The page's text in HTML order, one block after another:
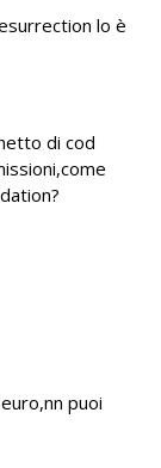
lo è
di cod
puoi